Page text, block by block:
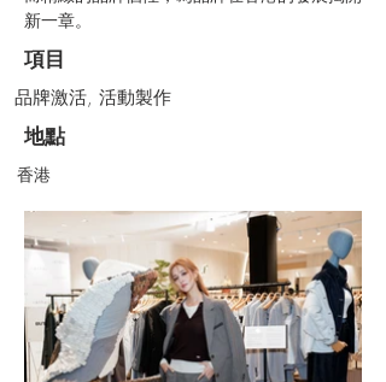
新一章。
項目
品牌激活, 活動製作
地點
香港